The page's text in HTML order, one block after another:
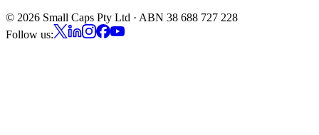
© 2026 Small Caps Pty Ltd · ABN 38 688 727 228
Follow us: